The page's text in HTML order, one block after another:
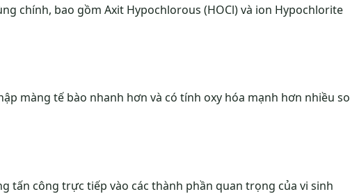
chính, bao gồm Axit Hypochlorous (HOCl) và ion Hypochlorite
màng tế bào nhanh hơn và có tính oxy hóa mạnh hơn nhiều so
tấn công trực tiếp vào các thành phần quan trọng của vi sinh